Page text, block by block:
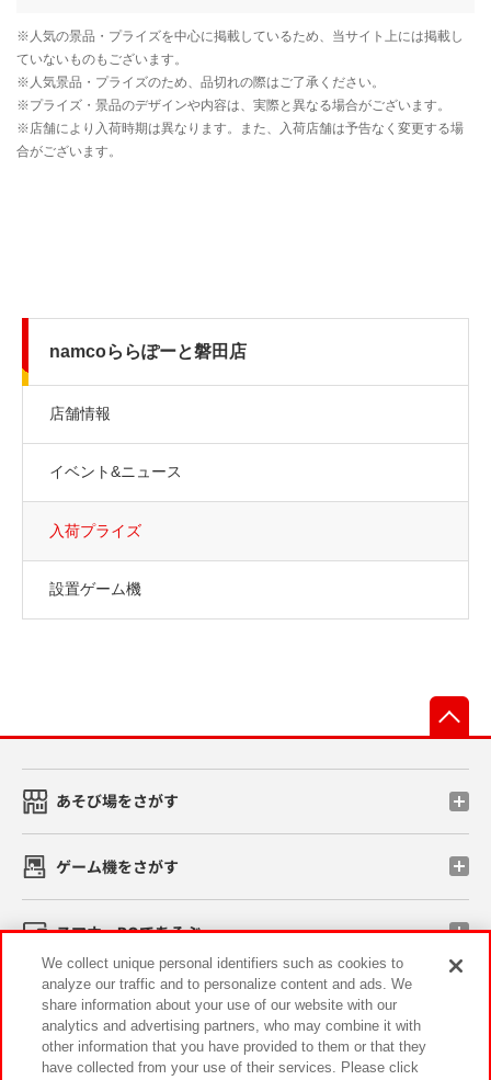
namcoららぽーと磐田店
店舗情報
イベント&ニュース
入荷プライズ
設置ゲーム機
あそび場をさがす
ゲーム機をさがす
スマホ・PCであそぶ
イベント・キャンペーン
We collect unique personal identifiers such as cookies to
analyze our traffic and to personalize content and ads. We
share information about your use of our website with our
analytics and advertising partners, who may combine it with
other information that you have provided to them or that they
have collected from your use of their services. Please click